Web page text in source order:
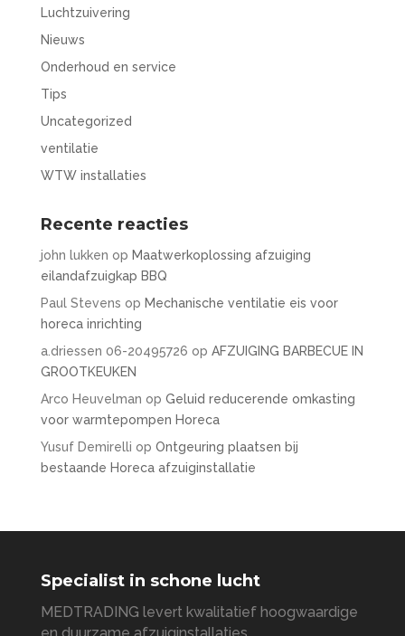
Luchtzuivering
Nieuws
Onderhoud en service
Tips
Uncategorized
ventilatie
WTW installaties
Recente reacties
john lukken op Maatwerkoplossing afzuiging
eilandafzuigkap BBQ
Paul Stevens op Mechanische ventilatie eis voor
horeca inrichting
a.driessen 06-20495726 op AFZUIGING BARBECUE IN
GROOTKEUKEN
Arco Heuvelman op Geluid reducerende omkasting
voor warmtepompen Horeca
Yusuf Demirelli op Ontgeuring plaatsen bij
bestaande Horeca afzuiginstallatie
Specialist in schone lucht
MEDTRADING levert kwalitatief hoogwaardige